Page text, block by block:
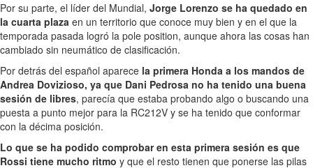
Por su parte, el líder del Mundial, Jorge Lorenzo se ha quedado en
la cuarta plaza en un territorio que conoce muy bien y en el que la
temporada pasada logró la pole position, aunque ahora las cosas han
cambiado sin neumático de clasificación.
Por detrás del español aparece la primera Honda a los mandos de
Andrea Dovizioso, ya que Dani Pedrosa no ha tenido una buena
sesión de libres, parecía que estaba probando algo o buscando una
puesta a punto mejor para la RC212V y se ha tenido que conformar
con la décima posición.
Lo que se ha podido comprobar en esta primera sesión es que
Rossi tiene mucho ritmo y que el resto tienen que ponerse las pilas